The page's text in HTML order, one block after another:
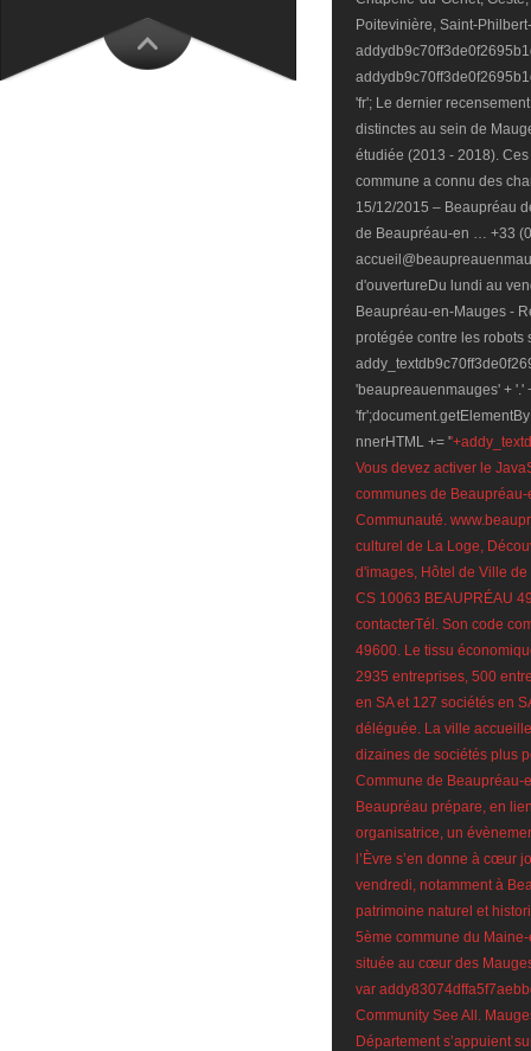
Poitevinière, Saint-
'fr'; Le dernier
distinctes au sein de
étudiée (2013 - 2018).
commune a connu des
15/12/2015 – Beaupréau
de Beaupréau-en … +33
d'ouvertureDu lundi au
Beaupréau-en-Mauges -
protégée contre les robots
'beaupreauenmauges' + '.'
nnerHTML += '
Vous devez activer le
communes de
Communauté.
culturel de La Loge,
d'images, Hôtel de Ville
CS 10063 BEAUPRÉAU
contacterTél. Son code
49600. Le tissu
2935 entreprises, 500
en SA et 127 sociétés en
déléguée. La ville
dizaines de sociétés plus
Commune de Beaupréau-
Beaupréau prépare, en
organisatrice, un
l’Èvre s’en donne à cœur
vendredi, notamment à
patrimoine naturel et
5ème commune du
située au cœur des
var
Community See All.
Département s’appuient